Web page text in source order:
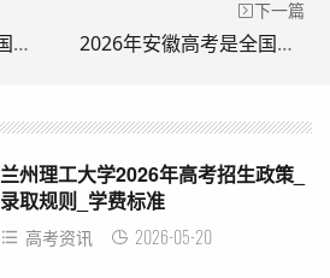
2026年江苏高考是全国卷还是自主命题？
下一篇
2026年安徽高考是全国卷还是自主命题？
兰州理工大学2026年高考招生政策_
录取规则_学费标准
高考资讯 2026-05-20